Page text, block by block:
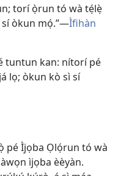
torí ọ̀run tó wà tẹ́lẹ̀
sí òkun mọ́.”—Ìfihàn
tuntun kan: nítorí pé
lọ; òkun kò sì sí
pé Ìjọba Ọlọ́run tó wà
ìjọba èèyàn.